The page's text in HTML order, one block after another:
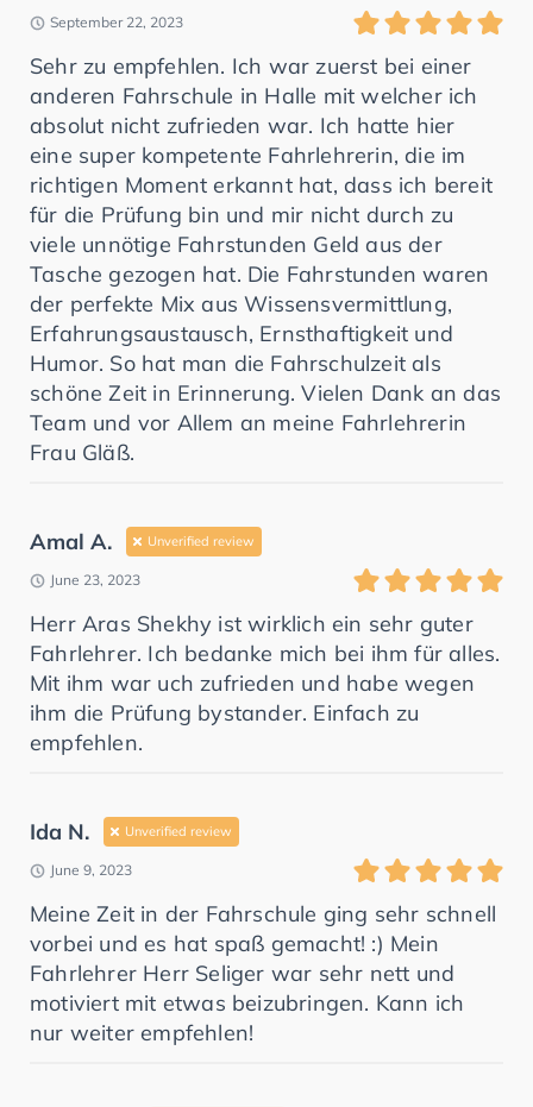
September 22, 2023
Sehr zu empfehlen. Ich war zuerst bei einer
anderen Fahrschule in Halle mit welcher ich
absolut nicht zufrieden war. Ich hatte hier
eine super kompetente Fahrlehrerin, die im
richtigen Moment erkannt hat, dass ich bereit
für die Prüfung bin und mir nicht durch zu
viele unnötige Fahrstunden Geld aus der
Tasche gezogen hat. Die Fahrstunden waren
der perfekte Mix aus Wissensvermittlung,
Erfahrungsaustausch, Ernsthaftigkeit und
Humor. So hat man die Fahrschulzeit als
schöne Zeit in Erinnerung. Vielen Dank an das
Team und vor Allem an meine Fahrlehrerin
Frau Gläß.
Amal A. Unverified review
June 23, 2023
Herr Aras Shekhy ist wirklich ein sehr guter
Fahrlehrer. Ich bedanke mich bei ihm für alles.
Mit ihm war uch zufrieden und habe wegen
ihm die Prüfung bystander. Einfach zu
empfehlen.
Ida N. Unverified review
June 9, 2023
Meine Zeit in der Fahrschule ging sehr schnell
vorbei und es hat spaß gemacht! :) Mein
Fahrlehrer Herr Seliger war sehr nett und
motiviert mit etwas beizubringen. Kann ich
nur weiter empfehlen!